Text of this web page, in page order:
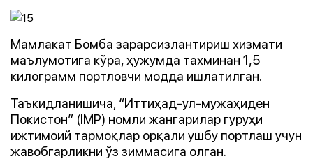
Мамлакат Бомба зарарсизлантириш хизмати
маълумотига кўра, ҳужумда тахминан 1,5
килограмм портловчи модда ишлатилган.
Таъкидланишича, “Иттиҳад-ул-мужаҳиден
Покистон” (IMP) номли жангарилар гуруҳи
ижтимоий тармоқлар орқали ушбу портлаш учун
жавобгарликни ўз зиммасига олган.